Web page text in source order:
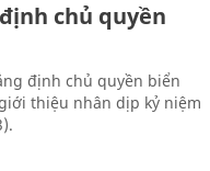
chủ quyền
định chủ quyền biển
thiệu nhân dịp kỷ niệm